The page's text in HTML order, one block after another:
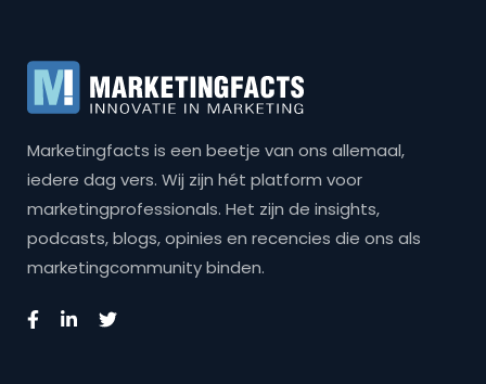
Marketingfacts is een beetje van ons allemaal,
iedere dag vers. Wij zijn hét platform voor
marketingprofessionals. Het zijn de insights,
podcasts, blogs, opinies en recencies die ons als
marketingcommunity binden.